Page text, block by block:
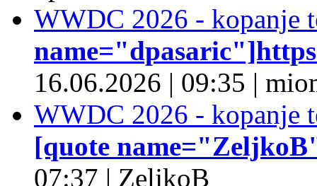
WWDC 2026 - kopanje
16.06.2026 | 09:35 |
WWDC 2026 - kopanje
[quote
07:37 | ZeljkoB